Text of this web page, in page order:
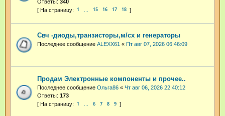
Ответы: 340
1 15 16 17 18
Свч -диоды,транзисторы,м/сх и генераторы
Последнее сообщение ALEXX61 « Пт авг 07, 2026 06:46:09
Продам Электронные компоненты и прочее..
Последнее сообщение Ольга86 « Чт авг 06, 2026 22:40:12
Ответы: 173
1 … 6 7 8 9